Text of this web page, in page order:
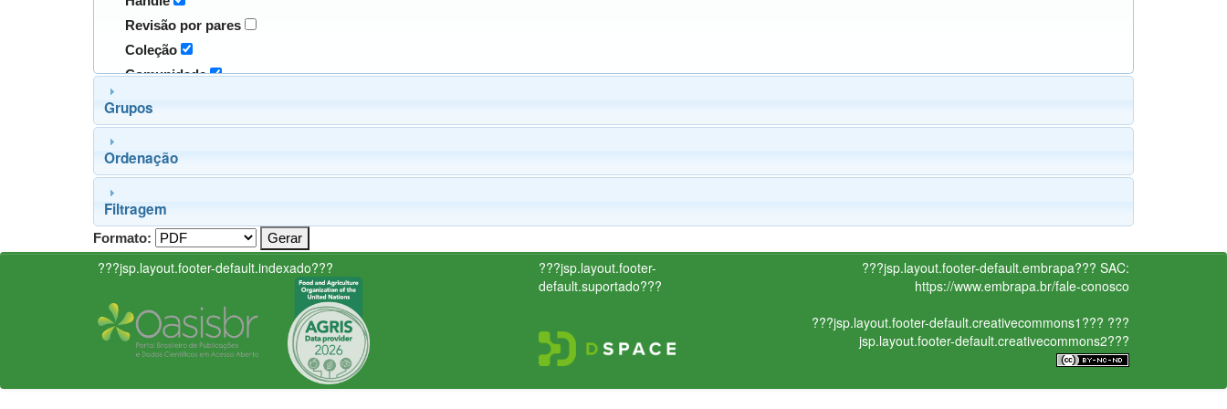
Revisão por pares
Coleção
Comunidade
Grupos
Ordenação
Filtragem
Formato:
???jsp.layout.footer-default.indexado???
???jsp.layout.footer-
default.suportado???
???jsp.layout.footer-default.embrapa??? SAC:
https://www.embrapa.br/fale-conosco
???jsp.layout.footer-default.creativecommons1??? ???
jsp.layout.footer-default.creativecommons2???